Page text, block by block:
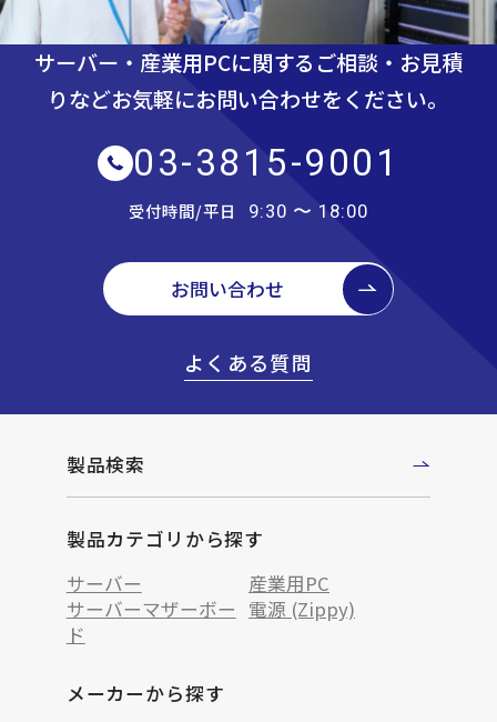
サーバー・産業用PCに関するご相談・お見積
りなどお気軽にお問い合わせをください。
03-3815-9001
受付時間/平日 9:30 〜 18:00
お問い合わせ
よくある質問
製品検索
製品カテゴリから探す
サーバー
産業用PC
サーバーマザーボー
ド
電源 (Zippy)
メーカーから探す